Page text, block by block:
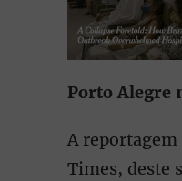
Porto Alegre
A
Times, deste